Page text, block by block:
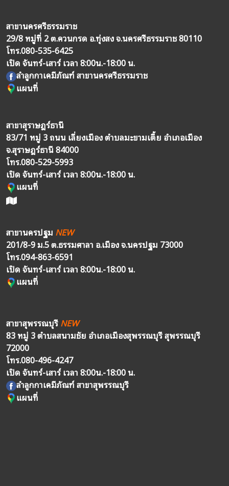
สาขานครศรีธรรมราช
29/8 หมู่ที่ 2 ต.ควนกรด อ.ทุ่งสง จ.นครศรีธรรมราช 80110
โทร.080-535-6425
เปิด จันทร์-เสาร์ เวลา 8:00น.-18:00 น.
ลำลูกกาเคมีภัณฑ์ สาขานครศรีธรรมราช
แผนที่
สาขาสุราษฎร์ธานี
83/71 หมู่ 3 ถนน เลี่ยงเมือง ตำบลมะขามเตี้ย อำเภอเมือง
จ.สุราษฎร์ธานี 84000
โทร.080-529-5993
เปิด จันทร์-เสาร์ เวลา 8:00น.-18:00 น.
แผนที่
สาขานครปฐม NEW
201/8-9 ม.5 ต.ธรรมศาลา อ.เมือง จ.นครปฐม 73000
โทร.094-863-6591
เปิด จันทร์-เสาร์ เวลา 8:00น.-18:00 น.
แผนที่
สาขาสุพรรณบุรีNEW
83 หมู่ 3 ตำบลสนามชัย อำเภอเมืองสุพรรณบุรี สุพรรณบุรี
72000
โทร.080-496-4247
เปิด จันทร์-เสาร์ เวลา 8:00น.-18:00 น.
ลำลูกกาเคมีภัณฑ์ สาขาสุพรรณบุรี
แผนที่